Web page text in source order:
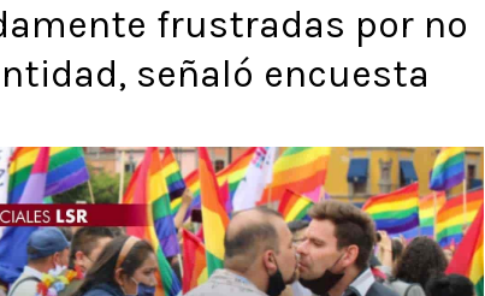
frustradas por no
señaló encuesta